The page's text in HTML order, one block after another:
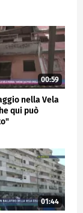
alloggi
sono tuttora
messa in
00:59
nella Vela
qui può
01:44